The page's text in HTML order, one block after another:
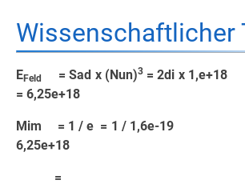
Wissenschaftlicher
EFeld = Sad x (Nun)3= 2di x
= 6,25e+18
Mim = 1 / e = 1 /
6,25e+18
=